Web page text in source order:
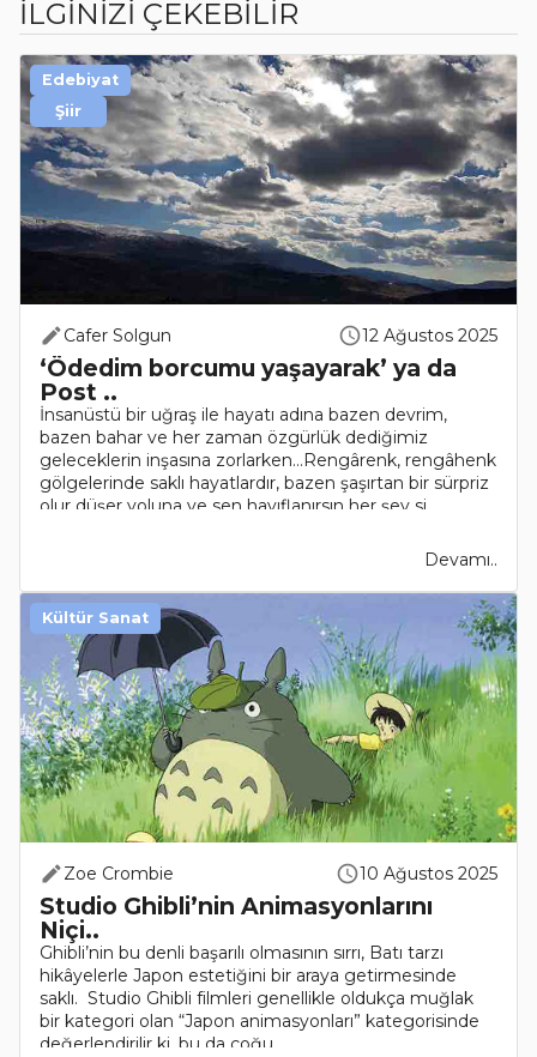
İLGİNİZİ ÇEKEBİLİR
Cafer Solgun 12 Ağustos 2025
‘Ödedim borcumu yaşayarak’ ya da
Post ..
İnsanüstü bir uğraş ile hayatı adına bazen devrim,
bazen bahar ve her zaman özgürlük dediğimiz
geleceklerin inşasına zorlarken…Rengârenk, rengâhenk
gölgelerinde saklı hayatlardır, bazen şaşırtan bir sürpriz
olur düşer yoluna ve sen hayıflanırsın her şey si..
Devamı..
Edebiyat
Şiir
Zoe Crombie 10 Ağustos 2025
Studio Ghibli’nin Animasyonlarını
Niçi..
Ghibli’nin bu denli başarılı olmasının sırrı, Batı tarzı
hikâyelerle Japon estetiğini bir araya getirmesinde
saklı. Studio Ghibli filmleri genellikle oldukça muğlak
bir kategori olan “Japon animasyonları” kategorisinde
değerlendirilir ki, bu da çoğu..
Kültür Sanat